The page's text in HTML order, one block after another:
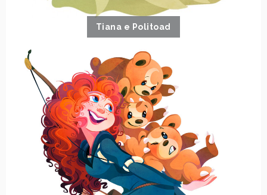
Tiana e Politoad